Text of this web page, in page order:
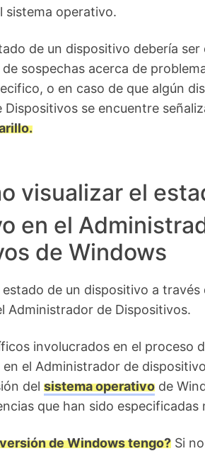
sistema operativo.
de un dispositivo debería ser
sospechas acerca de
o en caso de que algún
Dispositivos se encuentre
visualizar el
en el
de Windows
estado de un dispositivo a través
Administrador de Dispositivos.
involucrados en el proceso
el Administrador de
del sistema operativode
que han sido especificadas
de Windows tengo?Si no